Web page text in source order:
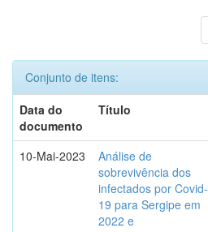
Conjunto de itens:
Data do
documento
Título
10-Mai-2023
Análise de
sobrevivência dos
infectados por Covid-
19 para Sergipe em
2022 e